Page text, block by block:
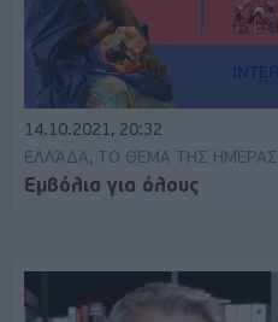
14.10.2021, 20:32
ΕΛΛΆΔΑ, ΤΟ ΘΈΜΑ ΤΗΣ ΗΜΈΡΑΣ
Εμβόλια για όλους